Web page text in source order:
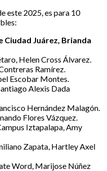
este 2025, es para 10
Juárez, Brianda
Helen Cross Álvarez.
Ramírez.
Escobar Montes.
Alexis Dada
Hernández Malagón.
Flores Vázquez.
Iztapalapa, Amy
Zapata, Hartley Axel
Word, Marijose Núñez